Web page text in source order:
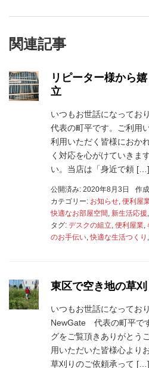
関連記事
リピーター様から
立
いつもお世話になってお
代表の町平です。ご利用
利用いただく皆様におか
く対応を心がけていきま
い。当店は「身近で頼 […]
公開済み: 2020年8月3日 作
カテゴリー: お知らせ 便利屋
快適なお部屋空間 新生活応援
タグ: デスクの組立 便利屋業
のお手伝い ,快適な生活つくり
東区で空き地の草
いつもお世話になってお
NewGate 代表の町平で
グをご覧頂きありがとう
用いただいた皆様心より
草刈りのご依頼承って […]